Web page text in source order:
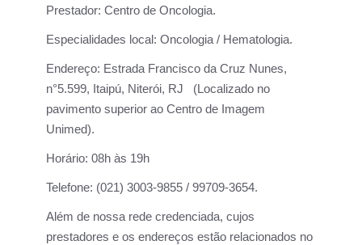
Prestador: Centro de Oncologia.
Especialidades local: Oncologia / Hematologia.
Endereço: Estrada Francisco da Cruz Nunes,
n°5.599, Itaipú, Niterói, RJ (Localizado no
pavimento superior ao Centro de Imagem
Unimed).
Horário: 08h às 19h
Telefone: (021) 3003-9855 / 99709-3654.
Além de nossa rede credenciada, cujos
prestadores e os endereços estão relacionados no